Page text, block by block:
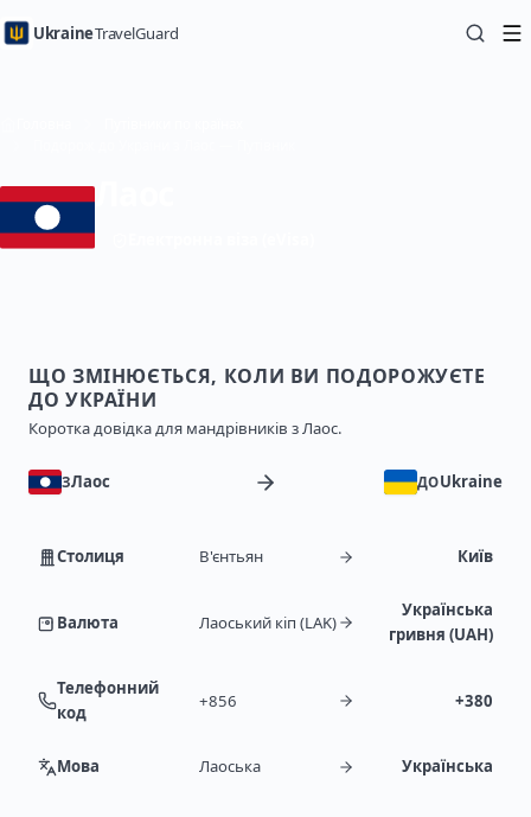
UkraineTravelGuard
ЩО ЗМІНЮЄТЬСЯ, КОЛИ ВИ ПОДОРОЖУЄТЕ
ДО УКРАЇНИ
Коротка довідка для мандрівників з Лаос.
ЗЛаос ДОUkraine
Столиця В'єнтьян Київ
Валюта Лаоський кіп (LAK)
Українська
гривня (UAH)
Телефонний
код
+856 +380
Мова Лаоська Українська